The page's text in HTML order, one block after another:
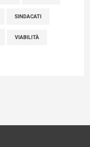
SINDACATI
VIABILITÀ